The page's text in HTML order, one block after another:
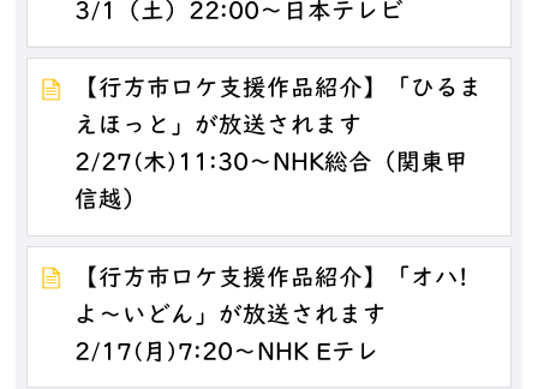
3/1（土）22:00～日本テレビ
【行方市ロケ支援作品紹介】「ひるま
えほっと」が放送されます
2/27(木)11:30～NHK総合（関東甲
信越）
【行方市ロケ支援作品紹介】「オハ!
よ～いどん」が放送されます
2/17(月)7:20～NHK Eテレ